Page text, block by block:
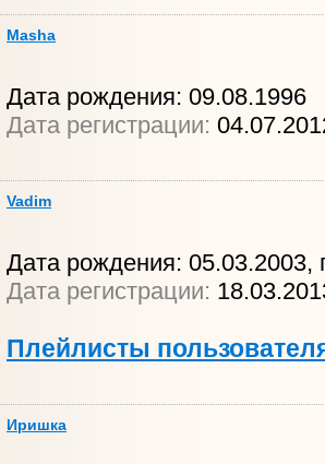
Masha
Дата рождения: 09.08.1996
Дата регистрации:
Vadim
Дата рождения: 05.03.2003,
Дата регистрации:
Плейлисты
Иришка